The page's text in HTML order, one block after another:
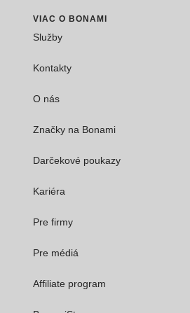
VIAC O BONAMI
Služby
Kontakty
O nás
Značky na Bonami
Darčekové poukazy
Kariéra
Pre firmy
Pre médiá
Affiliate program